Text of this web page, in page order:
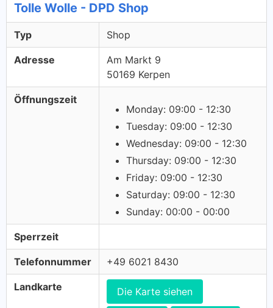
Tolle Wolle - DPD Shop
Typ Shop
Adresse
Am Markt 9
50169 Kerpen
Öffnungszeit
Monday: 09:00 - 12:30
Tuesday: 09:00 - 12:30
Wednesday: 09:00 - 12:30
Thursday: 09:00 - 12:30
Friday: 09:00 - 12:30
Saturday: 09:00 - 12:30
Sunday: 00:00 - 00:00
Sperrzeit
Telefonnummer +49 6021 8430
Landkarte Die Karte siehen